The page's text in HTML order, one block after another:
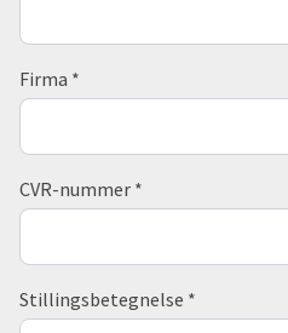
Firma *
CVR-nummer *
Stillingsbetegnelse *